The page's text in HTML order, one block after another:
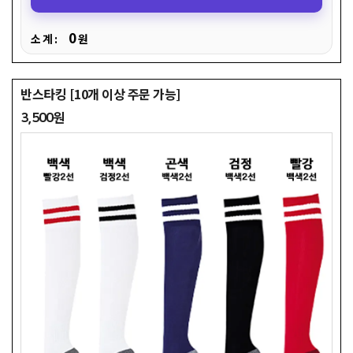
소 계 : 0원
반스타킹 [10개 이상 주문 가능]
3,500원